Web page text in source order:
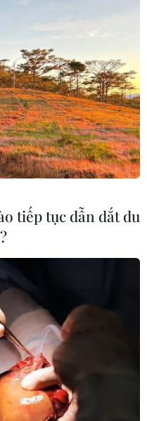
tiếp tục dẫn dắt du